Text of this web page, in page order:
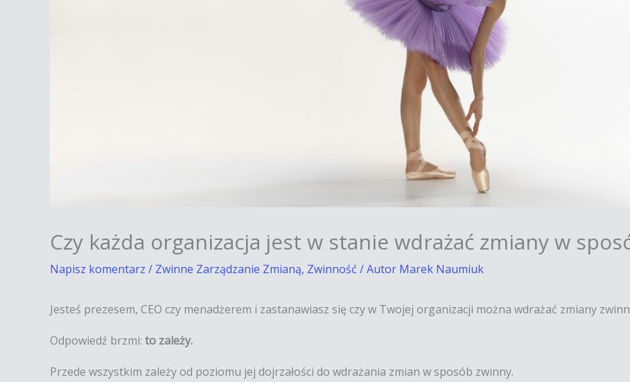
Czy każda organizacja jest w stanie wdrażać zmiany w
Napisz komentarz / Zwinne Zarządzanie Zmianą, Zwinność / Autor Marek Naumiuk
Jesteś prezesem, CEO czy menadżerem i zastanawiasz się czy w Twojej organizacji można wdrażać zmiany
Odpowiedź brzmi: to zależy.
Przede wszystkim zależy od poziomu jej dojrzałości do wdrażania zmian w sposób zwinny.